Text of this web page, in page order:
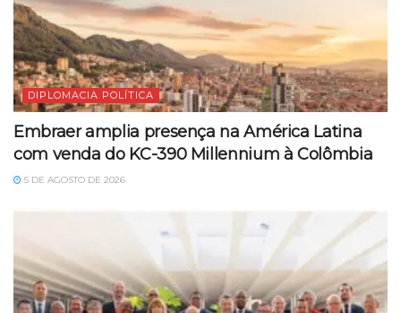
DIPLOMACIA POLÍTICA
Embraer amplia presença na América Latina
com venda do KC-390 Millennium à Colômbia
5 DE AGOSTO DE 2026